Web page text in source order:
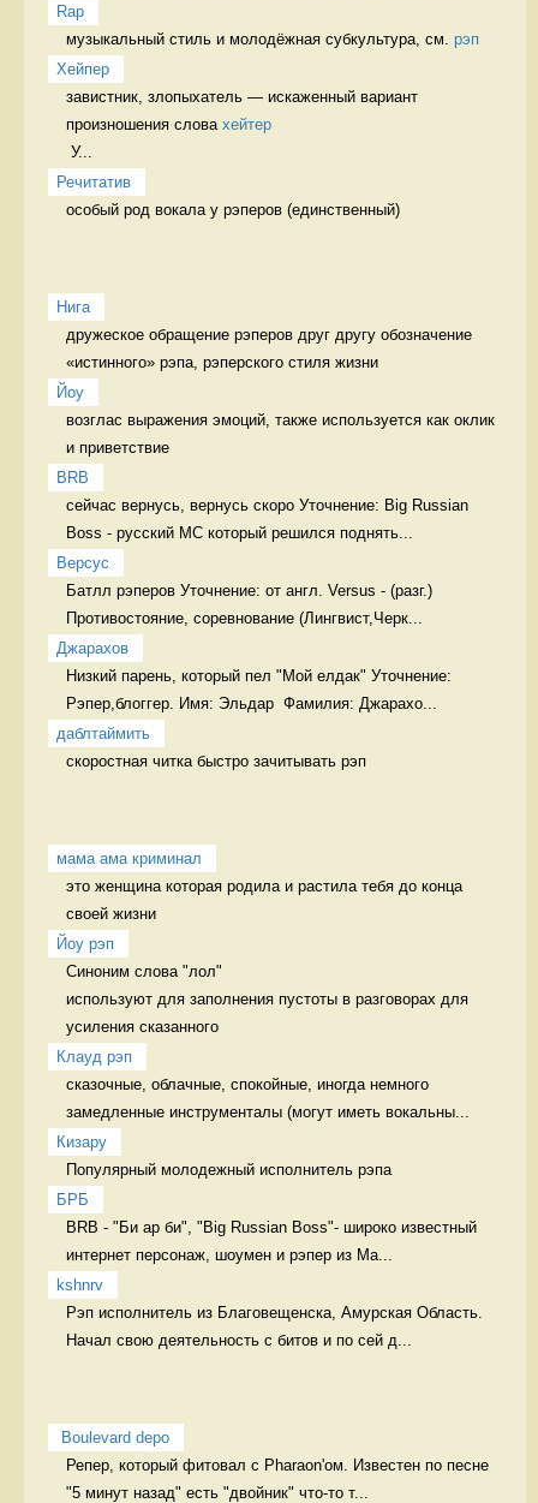
Rap
музыкальный стиль и молодёжная субкультура, см. рэп
Хейпер
завистник, злопыхатель — искаженный вариант
произношения слова хейтер
У...
Речитатив
особый род вокала у рэперов (единственный)
Нига
дружеское обращение рэперов друг другу обозначение
«истинного» рэпа, рэперского стиля жизни
Йоу
возглас выражения эмоций, также используется как оклик
и приветствие
BRB
сейчас вернусь, вернусь скоро Уточнение: Big Russian
Boss - русский МС который решился поднять...
Версус
Батлл рэперов Уточнение: от англ. Versus - (разг.)
Противостояние, соревнование (Лингвист,Черк...
Джарахов
Низкий парень, который пел "Мой елдак" Уточнение:
Рэпер,блоггер. Имя: Эльдар  Фамилия: Джарахо...
даблтаймить
скоростная читка быстро зачитывать рэп
мама ама криминал
это женщина которая родила и растила тебя до конца
своей жизни
Йоу рэп
Синоним слова "лол"
используют для заполнения пустоты в разговорах для
усиления сказанного
Клауд рэп
сказочные, облачные, спокойные, иногда немного
замедленные инструменталы (могут иметь вокальны...
Кизару
Популярный молодежный исполнитель рэпа
БРБ
BRB - "Би ар би", "Big Russian Boss"- широко известный
интернет персонаж, шоумен и рэпер из Ма...
kshnrv
Рэп исполнитель из Благовещенска, Амурская Область.
Начал свою деятельность с битов и по сей д...
Boulevard depo
Репер, который фитовал с Pharaon'ом. Известен по песне
"5 минут назад" есть "двойник" что-то т...